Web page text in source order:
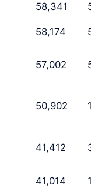
58,341
58,174
57,002
50,902
41,412
41,014